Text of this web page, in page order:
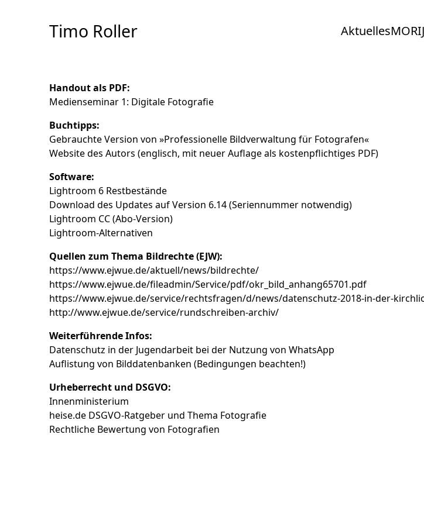
Timo Roller Aktuelles
Handout als PDF:
Medienseminar 1: Digitale Fotografie
Buchtipps:
Gebrauchte Version von »Professionelle Bildverwaltung für Fotografen«
Website des Autors (englisch, mit neuer Auflage als kostenpflichtiges PDF)
Software:
Lightroom 6 Restbestände
Download des Updates auf Version 6.14 (Seriennummer notwendig)
Lightroom CC (Abo-Version)
Lightroom-Alternativen
Quellen zum Thema Bildrechte (EJW):
https://www.ejwue.de/aktuell/news/bildrechte/
https://www.ejwue.de/fileadmin/Service/pdf/okr_bild_anhang65701.pdf
https://www.ejwue.de/service/rechtsfragen/d/news/datenschutz-2018-in-der-
http://www.ejwue.de/service/rundschreiben-archiv/
Weiterführende Infos:
Datenschutz in der Jugendarbeit bei der Nutzung von WhatsApp
Auflistung von Bilddatenbanken (Bedingungen beachten!)
Urheberrecht und DSGVO:
Innenministerium
heise.de DSGVO-Ratgeber und Thema Fotografie
Rechtliche Bewertung von Fotografien